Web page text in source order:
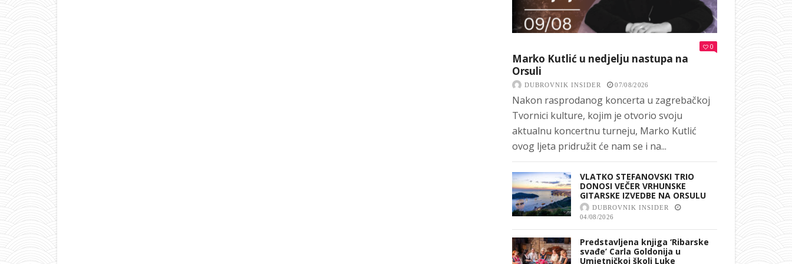
0
Marko Kutlić u nedjelju nastupa na
Orsuli
DUBROVNIK INSIDER 07/08/2026
Nakon rasprodanog koncerta u zagrebačkoj
Tvornici kulture, kojim je otvorio svoju
aktualnu koncertnu turneju, Marko Kutlić
ovog ljeta pridružit će nam se i na...
VLATKO STEFANOVSKI TRIO
DONOSI VEČER VRHUNSKE
GITARSKE IZVEDBE NA ORSULU
DUBROVNIK INSIDER
04/08/2026
Predstavljena knjiga ‘Ribarske
svađe’ Carla Goldonija u
Umjetničkoj školi Luke